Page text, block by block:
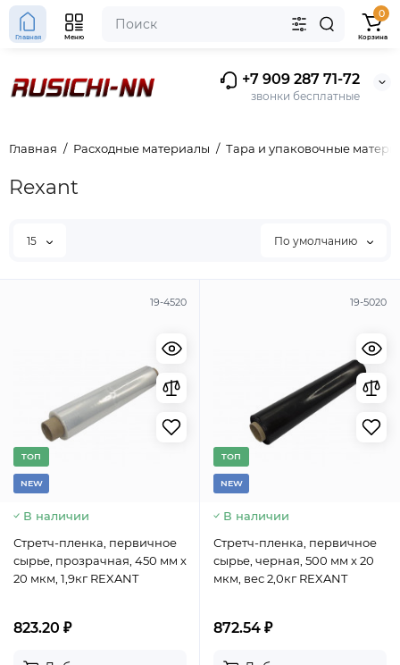
+7 909 287 71-72
звонки бесплатные
Главная Меню
0
Корзина
Главная Расходные материалы Тара и упаковочные
Rexant
15 По умолчанию
19-4520
TОП
NEW
В наличии
Стретч-пленка, первичное
сырье, прозрачная, 450 мм х
20 мкм, 1,9кг REXANT
823.20 ₽
19-5020
TОП
NEW
В наличии
Стретч-пленка, первичное
сырье, черная, 500 мм х 20
мкм, вес 2,0кг REXANT
872.54 ₽